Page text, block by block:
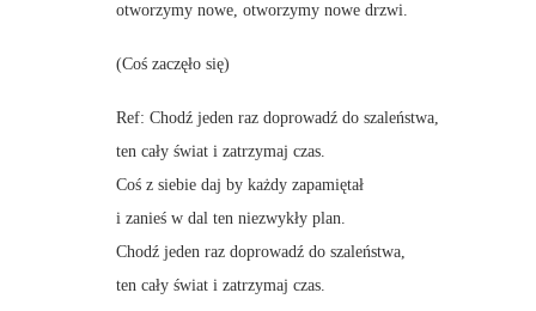
otworzymy nowe, otworzymy nowe drzwi.
(Coś zaczęło się)
Ref: Chodź jeden raz doprowadź do szaleństwa,
ten cały świat i zatrzymaj czas.
Coś z siebie daj by każdy zapamiętał
i zanieś w dal ten niezwykły plan.
Chodź jeden raz doprowadź do szaleństwa,
ten cały świat i zatrzymaj czas.